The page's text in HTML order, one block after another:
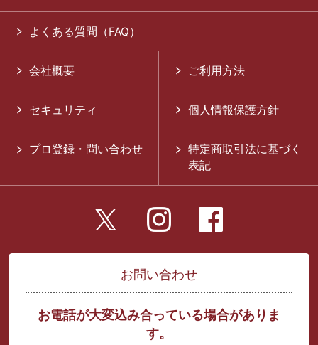
よくある質問（FAQ）
会社概要 ご利用方法
セキュリティ 個人情報保護方針
プロ登録・問い合わせ
特定商取引法に基づく
表記
お問い合わせ
お電話が大変込み合っている場合がありま
す。